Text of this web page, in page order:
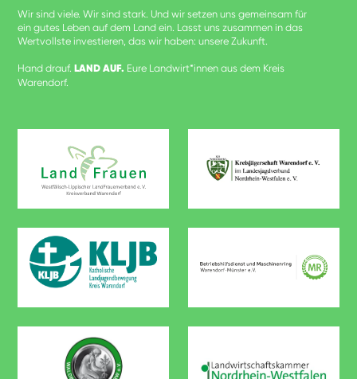
Wir sind viele. Wir sind stark. Und wir setzen uns gemeinsam für
ein gutes Leben auf dem Land ein. Lasst uns zusammen in das
Wertvollste investieren, das wir haben: unsere Zukunft.
Hand drauf.LAND AUF. Eure Landwirt*innen aus dem Kreis
Warendorf.